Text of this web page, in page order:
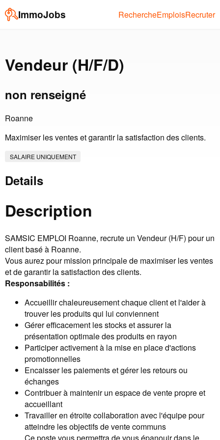
ImmoJobs RechercheEmploisRecruter
Vendeur (H/F/D)
non renseigné
Roanne
Maximiser les ventes et garantir la satisfaction des clients.
SALAIRE UNIQUEMENT
Details
Description
SAMSIC EMPLOI Roanne, recrute un Vendeur (H/F) pour un
client basé à Roanne.
Vous aurez pour mission principale de maximiser les ventes
et de garantir la satisfaction des clients.
Responsabilités :
Accueillir chaleureusement chaque client et l'aider à
trouver les produits qui lui conviennent
Gérer efficacement les stocks et assurer la
présentation optimale des produits en rayon
Participer activement à la mise en place d'actions
promotionnelles
Encaisser les paiements et gérer les retours ou
échanges
Contribuer à maintenir un espace de vente propre et
accueillant
Travailler en étroite collaboration avec l'équipe pour
atteindre les objectifs de vente communs
Ce poste vous permettra de vous épanouir dans le